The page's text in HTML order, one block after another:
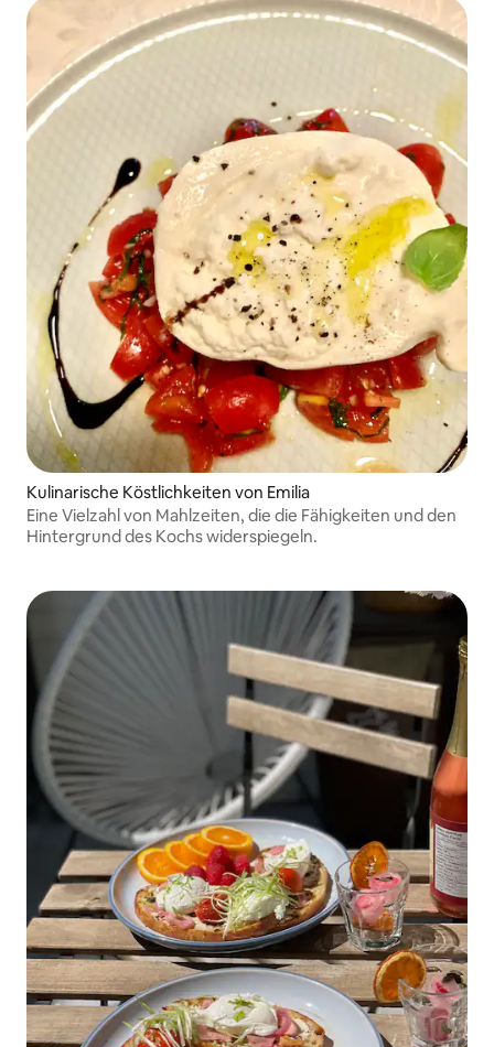
Kulinarische Köstlichkeiten von Emilia
Eine Vielzahl von Mahlzeiten, die die Fähigkeiten und den
Hintergrund des Kochs widerspiegeln.